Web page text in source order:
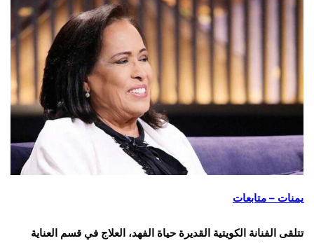
يمنات – متابعات
تتلقى الفنانة الكويتية القديرة حياة الفهد، العلاج في قسم العناية